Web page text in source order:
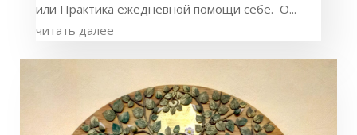
или Практика ежедневной помощи себе. О...
читать далее